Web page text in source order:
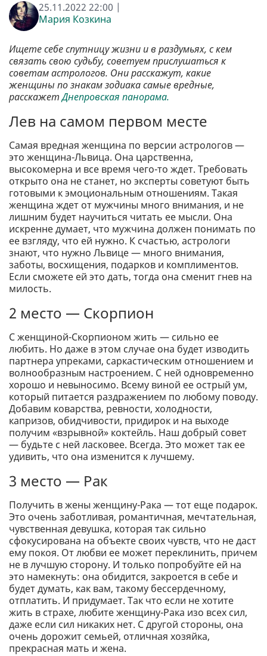
25.11.2022 22:00 |
Мария Козкина
Ищете себе спутницу жизни и в раздумьях, с кем
связать свою судьбу, советуем прислушаться к
советам астрологов. Они расскажут, какие
женщины по знакам зодиака самые вредные,
расскажетДнепровская панорама.
Лев на самом первом месте
Самая вредная женщина по версии астрологов —
это женщина-Львица. Она царственна,
высокомерна и все время чего-то ждет. Требовать
открыто она не станет, но эксперты советуют быть
готовыми к эмоциональным отношениям. Такая
женщина ждет от мужчины много внимания, и не
лишним будет научиться читать ее мысли. Она
искренне думает, что мужчина должен понимать по
ее взгляду, что ей нужно. К счастью, астрологи
знают, что нужно Львице — много внимания,
заботы, восхищения, подарков и комплиментов.
Если сможете ей это дать, тогда она сменит гнев на
милость.
2 место — Скорпион
С женщиной-Скорпионом жить — сильно ее
любить. Но даже в этом случае она будет изводить
партнера упреками, саркастическим отношением и
волнообразным настроением. С ней одновременно
хорошо и невыносимо. Всему виной ее острый ум,
который питается раздражением по любому поводу.
Добавим коварства, ревности, холодности,
капризов, обидчивости, придирок и на выходе
получим «взрывной» коктейль. Наш добрый совет
— будьте с ней ласковее. Всегда. Это может так ее
удивить, что она изменится к лучшему.
3 место — Рак
Получить в жены женщину-Рака — тот еще подарок.
Это очень заботливая, романтичная, мечтательная,
чувственная девушка, которая так сильно
сфокусирована на объекте своих чувств, что не даст
ему покоя. От любви ее может переклинить, причем
не в лучшую сторону. И только попробуйте ей на
это намекнуть: она обидится, закроется в себе и
будет думать, как вам, такому бессердечному,
отплатить. И придумает. Так что если не хотите
жить в страхе, любите женщину-Рака изо всех сил,
даже если сил никаких нет. С другой стороны, она
очень дорожит семьей, отличная хозяйка,
прекрасная мать и жена.